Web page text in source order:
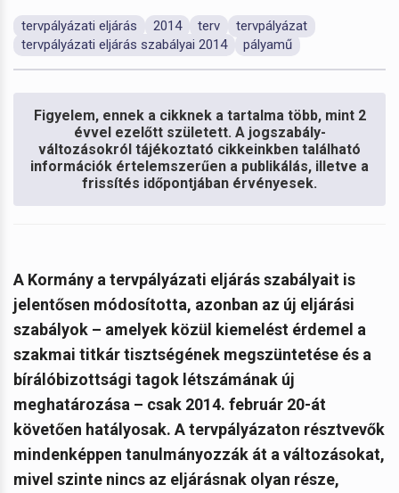
tervpályázati eljárás 2014 terv
tervpályázat
tervpályázati eljárás szabályai 2014
pályamű
Figyelem, ennek a cikknek a tartalma több, mint 2
évvel ezelőtt született. A jogszabály-
változásokról tájékoztató cikkeinkben található
információk értelemszerűen a publikálás, illetve a
frissítés időpontjában érvényesek.
A Kormány a tervpályázati eljárás szabályait is
jelentősen módosította, azonban az új eljárási
szabályok – amelyek közül kiemelést érdemel a
szakmai titkár tisztségének megszüntetése és a
bírálóbizottsági tagok létszámának új
meghatározása – csak 2014. február 20-át
követően hatályosak. A tervpályázaton résztvevők
mindenképpen tanulmányozzák át a változásokat,
mivel szinte nincs az eljárásnak olyan része,